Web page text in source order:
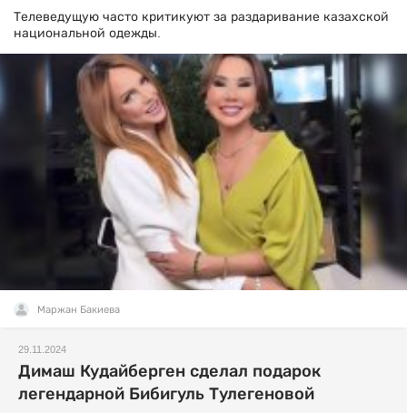
Телеведущую часто критикуют за раздаривание казахской
национальной одежды.
Маржан Бакиева
29.11.2024
Димаш Кудайберген сделал подарок
легендарной Бибигуль Тулегеновой